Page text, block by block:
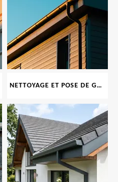
NETTOYAGE ET POSE DE GOUTTIÈRE 69